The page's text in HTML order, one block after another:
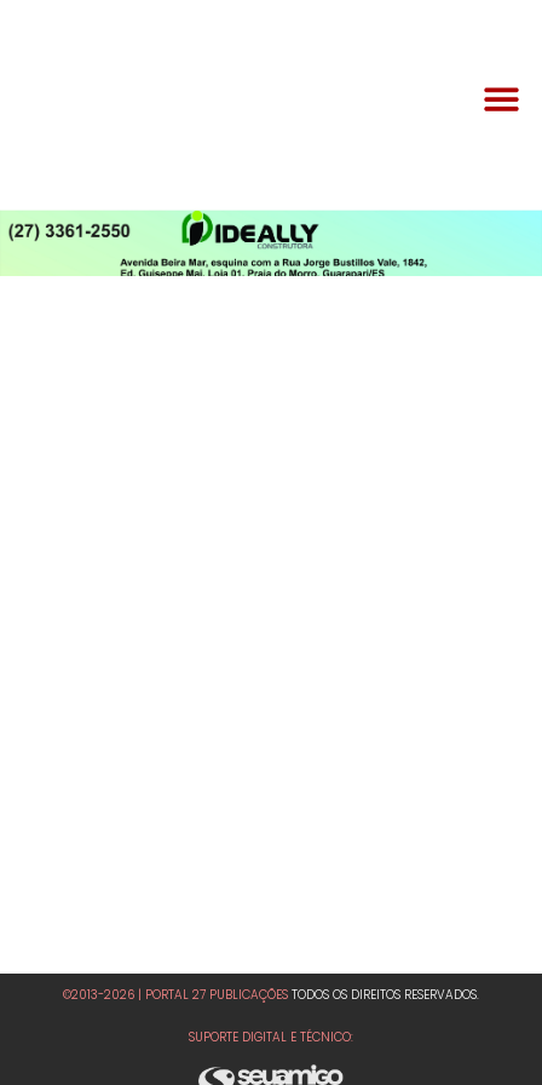
©2013-2026 | PORTAL 27 PUBLICAÇÕES TODOS OS DIREITOS RESERVADOS.
SUPORTE DIGITAL E TÉCNICO: